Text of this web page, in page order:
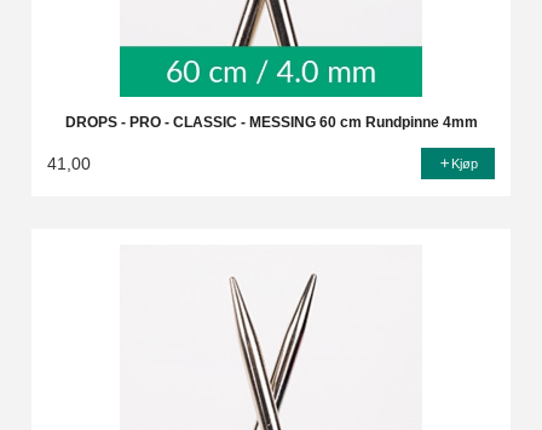
DROPS - PRO - CLASSIC - MESSING 60 cm Rundpinne 4mm
41,00 Kjøp